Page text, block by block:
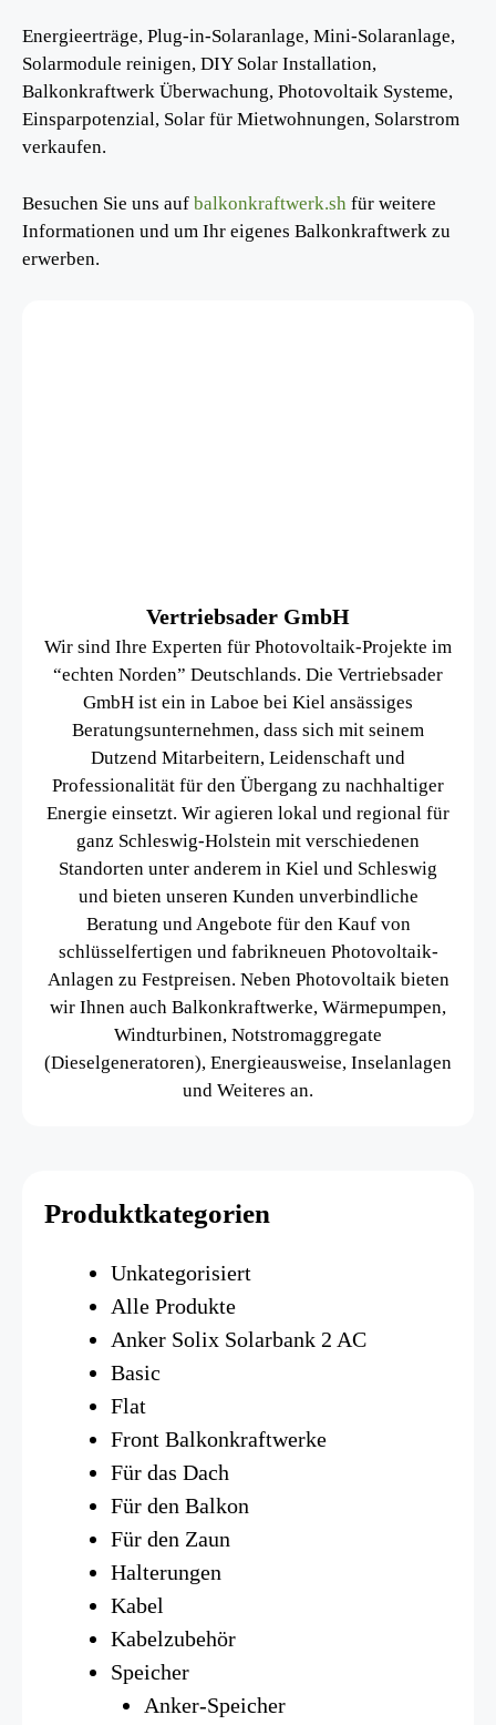
Energieerträge, Plug-in-Solaranlage, Mini-Solaranlage,
Solarmodule reinigen, DIY Solar Installation,
Balkonkraftwerk Überwachung, Photovoltaik Systeme,
Einsparpotenzial, Solar für Mietwohnungen, Solarstrom
verkaufen.
Besuchen Sie uns auf balkonkraftwerk.sh für weitere
Informationen und um Ihr eigenes Balkonkraftwerk zu
erwerben.
Vertriebsader GmbH
Wir sind Ihre Experten für Photovoltaik-Projekte im
“echten Norden” Deutschlands. Die Vertriebsader
GmbH ist ein in Laboe bei Kiel ansässiges
Beratungsunternehmen, dass sich mit seinem
Dutzend Mitarbeitern, Leidenschaft und
Professionalität für den Übergang zu nachhaltiger
Energie einsetzt. Wir agieren lokal und regional für
ganz Schleswig-Holstein mit verschiedenen
Standorten unter anderem in Kiel und Schleswig
und bieten unseren Kunden unverbindliche
Beratung und Angebote für den Kauf von
schlüsselfertigen und fabrikneuen Photovoltaik-
Anlagen zu Festpreisen. Neben Photovoltaik bieten
wir Ihnen auch Balkonkraftwerke, Wärmepumpen,
Windturbinen, Notstromaggregate
(Dieselgeneratoren), Energieausweise, Inselanlagen
und Weiteres an.
Produktkategorien
Unkategorisiert
Alle Produkte
Anker Solix Solarbank 2 AC
Basic
Flat
Front Balkonkraftwerke
Für das Dach
Für den Balkon
Für den Zaun
Halterungen
Kabel
Kabelzubehör
Speicher
Anker-Speicher